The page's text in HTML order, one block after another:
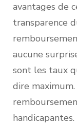
avantages de
transparence
aucune
sont les taux
dire